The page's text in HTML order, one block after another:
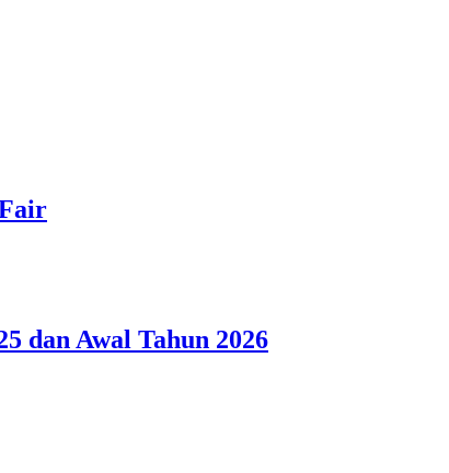
dan Awal Tahun 2026